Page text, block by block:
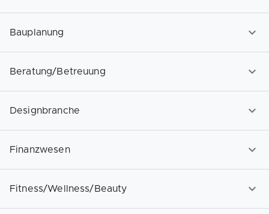
Bauplanung
Beratung/Betreuung
Designbranche
Finanzwesen
Fitness/Wellness/Beauty